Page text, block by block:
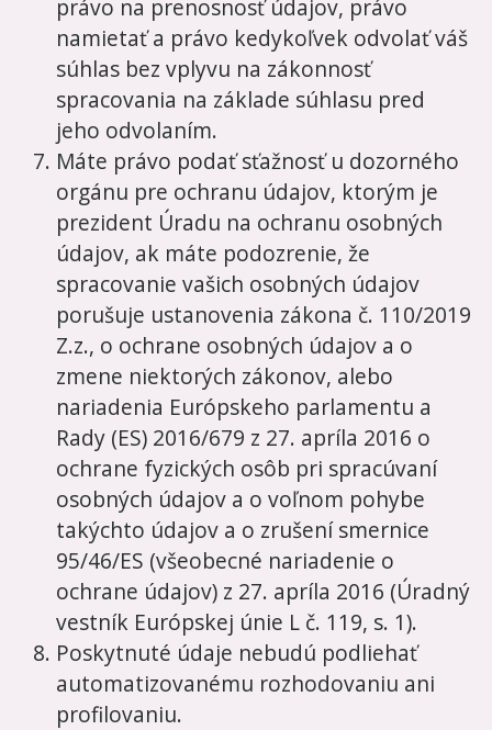
právo na prenosnosť údajov, právo
namietať a právo kedykoľvek odvolať váš
súhlas bez vplyvu na zákonnosť
spracovania na základe súhlasu pred
jeho odvolaním.
Máte právo podať sťažnosť u dozorného
orgánu pre ochranu údajov, ktorým je
prezident Úradu na ochranu osobných
údajov, ak máte podozrenie, že
spracovanie vašich osobných údajov
porušuje ustanovenia zákona č. 110/2019
Z.z., o ochrane osobných údajov a o
zmene niektorých zákonov, alebo
nariadenia Európskeho parlamentu a
Rady (ES) 2016/679 z 27. apríla 2016 o
ochrane fyzických osôb pri spracúvaní
osobných údajov a o voľnom pohybe
takýchto údajov a o zrušení smernice
95/46/ES (všeobecné nariadenie o
ochrane údajov) z 27. apríla 2016 (Úradný
vestník Európskej únie L č. 119, s. 1).
Poskytnuté údaje nebudú podliehať
automatizovanému rozhodovaniu ani
profilovaniu.